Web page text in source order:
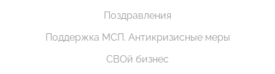
Поздравления
Поддержка МСП. Антикризисные меры
СВОй бизнес